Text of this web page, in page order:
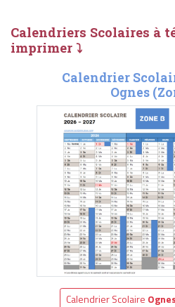
Calendriers Scolaires à
imprimer ⤵
Calendrier
Ognes
Calendrier Scolaire